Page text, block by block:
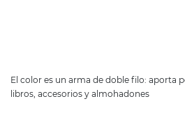
El color es un arma de doble filo: aporta
libros, accesorios y almohadones